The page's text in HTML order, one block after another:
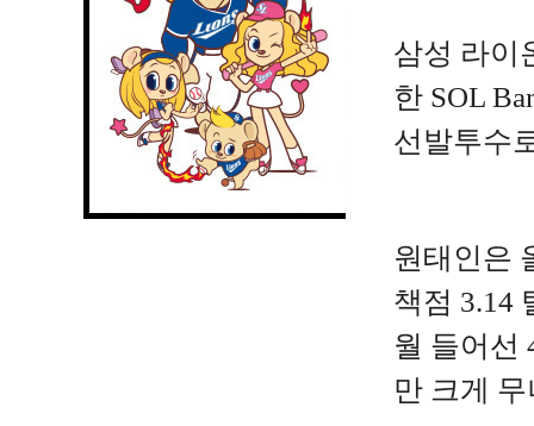
삼성 라이
한 SOL
선발투수
원태인은
책점 3.14
월 들어선
만 크게